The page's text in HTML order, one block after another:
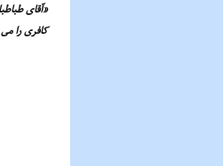
«آقاى
کافرى را